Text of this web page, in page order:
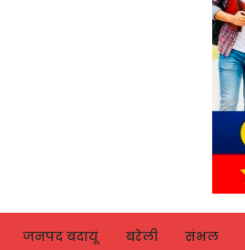
जनपद बदायूं बरेली संभल